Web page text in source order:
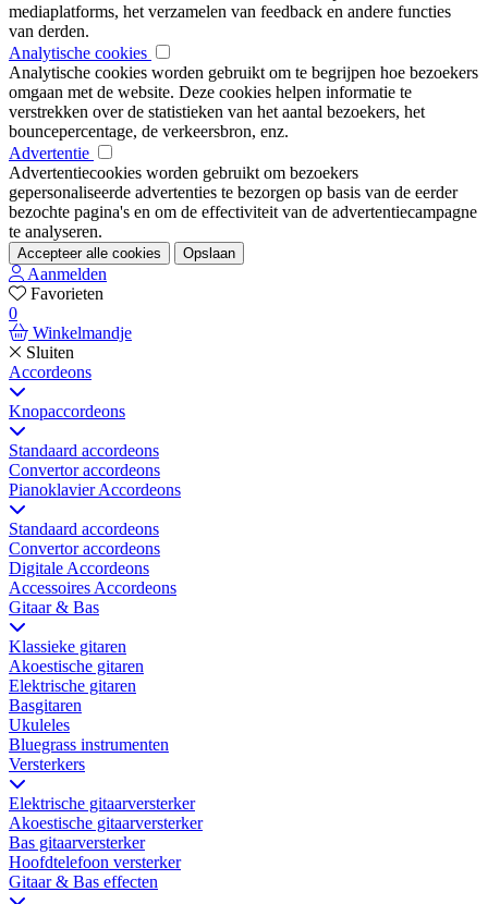
mediaplatforms, het verzamelen van feedback en andere functies
van derden.
Analytische cookies
Analytische cookies worden gebruikt om te begrijpen hoe bezoekers
omgaan met de website. Deze cookies helpen informatie te
verstrekken over de statistieken van het aantal bezoekers, het
bouncepercentage, de verkeersbron, enz.
Advertentie
Advertentiecookies worden gebruikt om bezoekers
gepersonaliseerde advertenties te bezorgen op basis van de eerder
bezochte pagina's en om de effectiviteit van de advertentiecampagne
te analyseren.
Accepteer alle cookies Opslaan
Aanmelden
Favorieten
0
Winkelmandje
Sluiten
Accordeons
Knopaccordeons
Standaard accordeons
Convertor accordeons
Pianoklavier Accordeons
Standaard accordeons
Convertor accordeons
Digitale Accordeons
Accessoires Accordeons
Gitaar & Bas
Klassieke gitaren
Akoestische gitaren
Elektrische gitaren
Basgitaren
Ukuleles
Bluegrass instrumenten
Versterkers
Elektrische gitaarversterker
Akoestische gitaarversterker
Bas gitaarversterker
Hoofdtelefoon versterker
Gitaar & Bas effecten